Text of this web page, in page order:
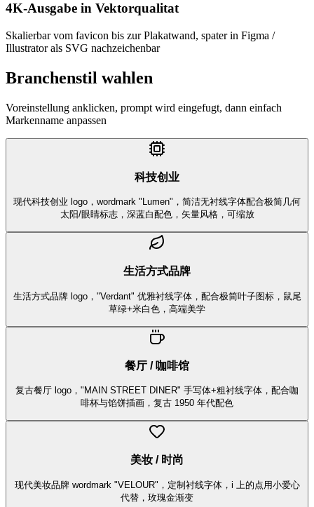
4K-Ausgabe in Vektorqualitat
Skalierbar vom favicon bis zur Plakatwand, spater in Figma /
Illustrator als SVG nachzeichenbar
Branchenstil wahlen
Voreinstellung anklicken, prompt wird eingefugt, dann einfach
Markenname anpassen
科技创业
现代科技创业 logo，wordmark "Lumen"，简洁无衬线字体配合极简几何
太阳/眼睛标志，深蓝白配色，矢量风格，可缩放
生活方式品牌
生活方式品牌 logo，"Verdant" 优雅衬线字体，配合极简叶子图标，鼠尾
草绿+米白色，高端美学
餐厅 / 咖啡馆
复古餐厅 logo，"MAIN STREET DINER" 手写体+粗衬线字体，配合咖
啡杯与馅饼插画，复古 1950 年代配色
美妆 / 时尚
现代美妆品牌 wordmark "VELOUR"，定制衬线字体，i 上的点用小爱心
代替，玫瑰金渐变